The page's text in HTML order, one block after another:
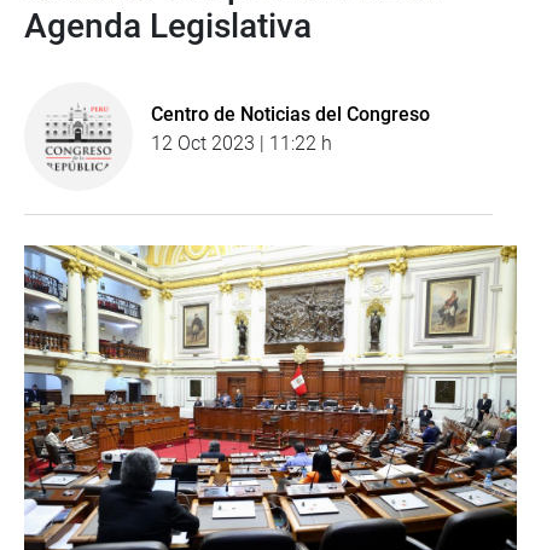
Agenda Legislativa
Centro de Noticias del Congreso
12 Oct 2023 | 11:22 h